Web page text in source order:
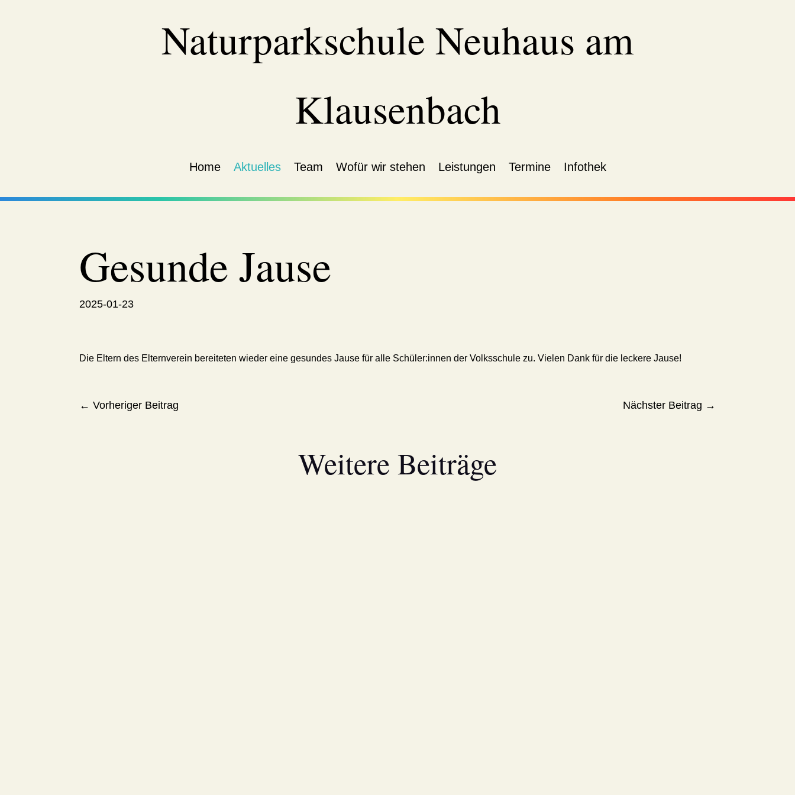
Naturparkschule Neuhaus am
Klausenbach
Home Aktuelles Team Wofür wir stehen Leistungen Termine Infothek
Gesunde Jause
2025-01-23
Die Eltern des Elternverein bereiteten wieder eine gesundes Jause für alle Schüler:innen der Volksschule zu. Vielen Dank für die leckere Jause!
←Vorheriger Beitrag Nächster Beitrag →
Weitere Beiträge